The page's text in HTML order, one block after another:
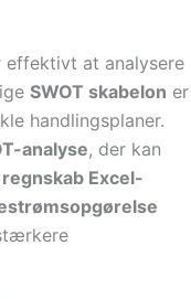
at analysere
SWOT skabelon er
handlingsplaner.
analyse, der kan
regnskab Excel-